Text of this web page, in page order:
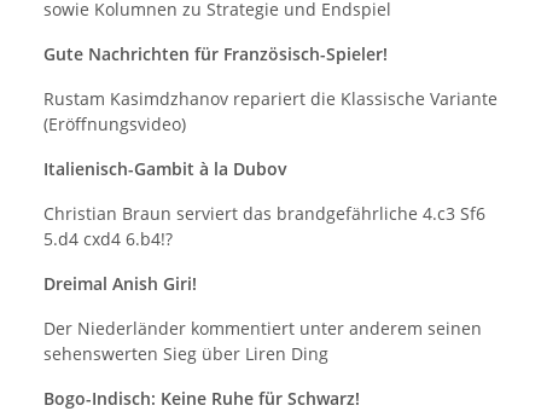
sowie Kolumnen zu Strategie und Endspiel
Gute Nachrichten für Französisch-Spieler!
Rustam Kasimdzhanov repariert die Klassische Variante
(Eröffnungsvideo)
Italienisch-Gambit à la Dubov
Christian Braun serviert das brandgefährliche 4.c3 Sf6
5.d4 cxd4 6.b4!?
Dreimal Anish Giri!
Der Niederländer kommentiert unter anderem seinen
sehenswerten Sieg über Liren Ding
Bogo-Indisch: Keine Ruhe für Schwarz!